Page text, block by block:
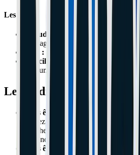
Les Moins
Chaud :
Surchauffe dans les très
montagne.
Mou :
Difficile à réparer :
Si ça casse
moteur.
Le Verdict de l'Atelier
Vous êtes un "Véltafeur" (Trajets
Prenez du
(Ninebot).
marche le matin sans avoir à régler
les lundis.
Vous êtes un "Pilote" (Sensations/